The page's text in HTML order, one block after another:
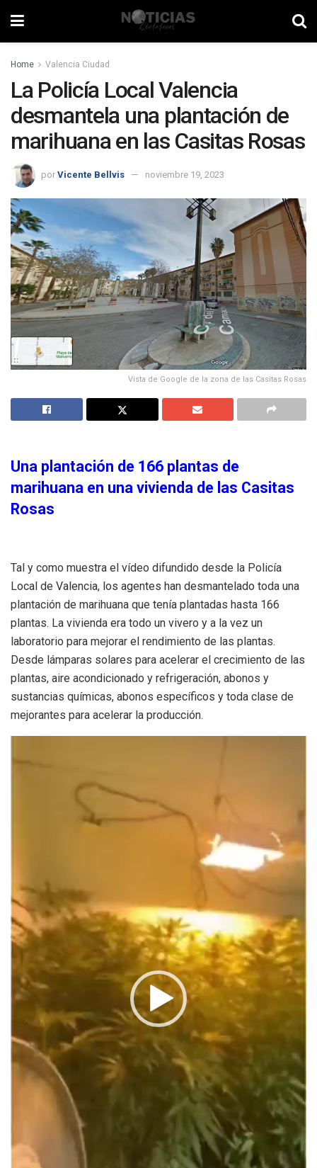
Home Valencia Ciudad
La Policía Local Valencia
desmantela una plantación de
marihuana en las Casitas Rosas
por Vicente Bellvis noviembre 19, 2023
Vista de Google de la zona de las Casitas Rosas
Una plantación de 166 plantas de
marihuana en una vivienda de las Casitas
Rosas
Tal y como muestra el vídeo difundido desde la Policía
Local de Valencia, los agentes han desmantelado toda una
plantación de marihuana que tenía plantadas hasta 166
plantas. La vivienda era todo un vivero y a la vez un
laboratorio para mejorar el rendimiento de las plantas.
Desde lámparas solares para acelerar el crecimiento de las
plantas, aire acondicionado y refrigeración, abonos y
sustancias químicas, abonos específicos y toda clase de
mejorantes para acelerar la producción.
de